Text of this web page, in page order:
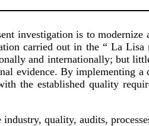
investigation is to
carried out in the “ La
and internationally; but
evidence. By implementing
the established quality
quality, audits,